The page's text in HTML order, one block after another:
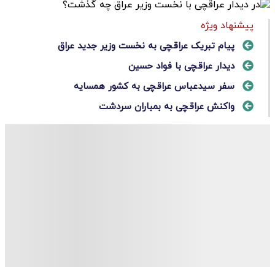
پیشنهاد ویژه
پیام تبریک عراقچی به نخست وزیر جدید عراق
دیدار عراقچی با فواد حسین
سفر سیدعباس عراقچی به کشور همسایه
واکنش عراقچی به بمباران سردشت